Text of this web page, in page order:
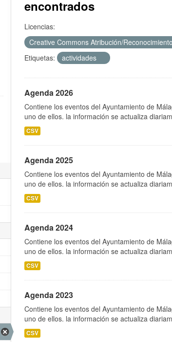
encontrados
Licencias:
Creative Commons Atribución/
Etiquetas:
actividades
Agenda 2026
Contiene los eventos del Ayuntamiento de
uno de ellos. la información se actualiza
CSV
Agenda 2025
Contiene los eventos del Ayuntamiento de
uno de ellos. la información se actualiza
CSV
Agenda 2024
Contiene los eventos del Ayuntamiento de
uno de ellos. la información se actualiza
CSV
Agenda 2023
Contiene los eventos del Ayuntamiento de
uno de ellos. la información se actualiza
CSV